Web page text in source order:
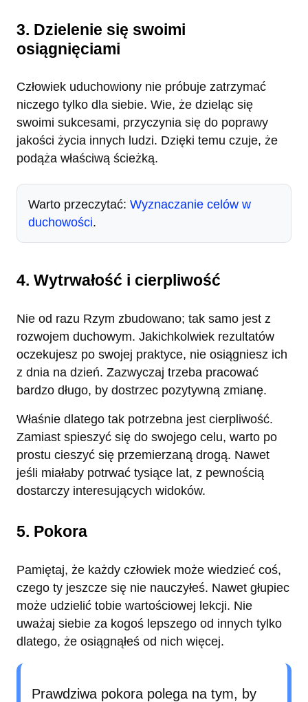
3. Dzielenie się swoimi
osiągnięciami
Człowiek uduchowiony nie próbuje zatrzymać
niczego tylko dla siebie. Wie, że dzieląc się
swoimi sukcesami, przyczynia się do poprawy
jakości życia innych ludzi. Dzięki temu czuje, że
podąża właściwą ścieżką.
Warto przeczytać: Wyznaczanie celów w
duchowości.
4. Wytrwałość i cierpliwość
Nie od razu Rzym zbudowano; tak samo jest z
rozwojem duchowym. Jakichkolwiek rezultatów
oczekujesz po swojej praktyce, nie osiągniesz ich
z dnia na dzień. Zazwyczaj trzeba pracować
bardzo długo, by dostrzec pozytywną zmianę.
Właśnie dlatego tak potrzebna jest cierpliwość.
Zamiast spieszyć się do swojego celu, warto po
prostu cieszyć się przemierzaną drogą. Nawet
jeśli miałaby potrwać tysiące lat, z pewnością
dostarczy interesujących widoków.
5. Pokora
Pamiętaj, że każdy człowiek może wiedzieć coś,
czego ty jeszcze się nie nauczyłeś. Nawet głupiec
może udzielić tobie wartościowej lekcji. Nie
uważaj siebie za kogoś lepszego od innych tylko
dlatego, że osiągnąłeś od nich więcej.
Prawdziwa pokora polega na tym, by